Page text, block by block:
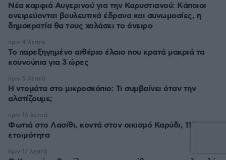
Νέα καρφιά Αυγερινού για την Καρυστιανού: Kάποιοι
ονειρεύονται βουλευτικά έδρανα και συνωμοσίες, η
δημοκρατία θα τους χαλάσει το όνειρο
Το παρεξηγημένο αιθέριο έλαιο που κρατά μακριά τα
κουνούπια για 3 ώρες
πριν 4 λεπτά
Η ντομάτα στο μικροσκόπιο: Τι συμβαίνει όταν την
αλατίζουμε;
πριν 5 λεπτά
Φωτιά στο Λασίθι, κοντά στον οικισμό Καρύδι, 112 για
ετοιμότητα
πριν 16 λεπτά
πριν 17 λεπτά